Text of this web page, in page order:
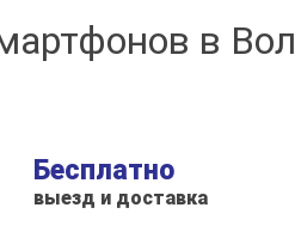
в
Бесплатно
выезд и доставка